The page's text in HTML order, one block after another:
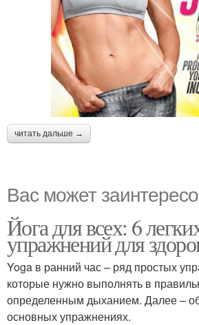
читать дальше →
Вас может
Йога для всех: 6
упражнений для
Yoga в ранний час – ряд простых
которые нужно выполнять в
определенным дыханием. Далее –
основных упражнениях.